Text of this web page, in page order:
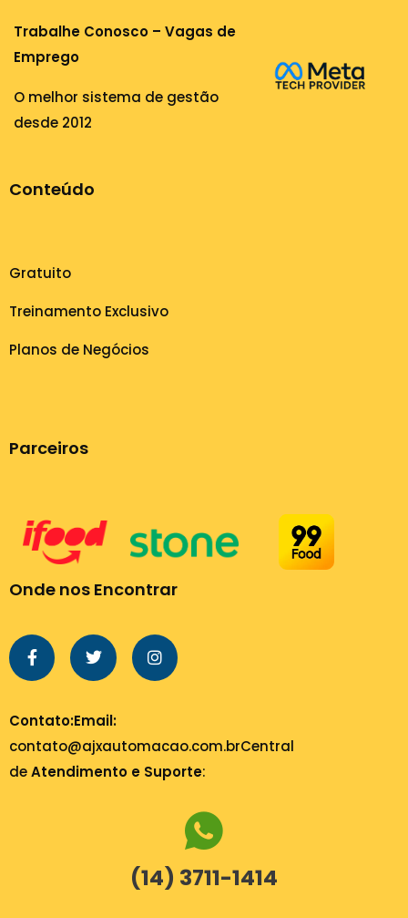
Trabalhe Conosco – Vagas de
Emprego
O melhor sistema de gestão
desde 2012
Conteúdo
Gratuito
Treinamento Exclusivo
Planos de Negócios
Parceiros
Onde nos Encontrar
Contato:Email:
contato@ajxautomacao.com.brCentral
deAtendimento e Suporte:
(14) 3711-1414